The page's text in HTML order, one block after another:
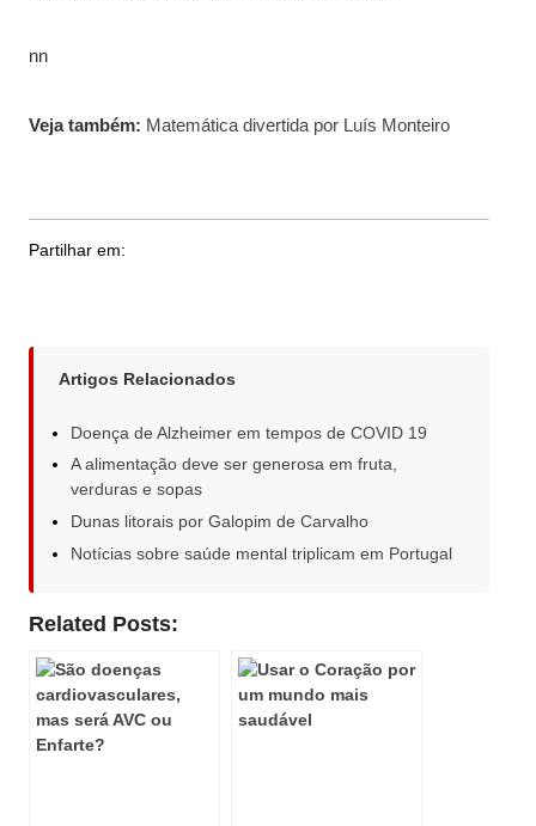
nn
Veja também: Matemática divertida por Luís Monteiro
Partilhar em:
Artigos Relacionados
Doença de Alzheimer em tempos de COVID 19
A alimentação deve ser generosa em fruta,
verduras e sopas
Dunas litorais por Galopim de Carvalho
Notícias sobre saúde mental triplicam em Portugal
Related Posts: